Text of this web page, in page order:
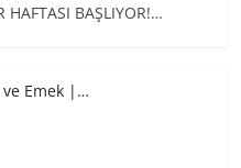
HAFTASI BAŞLIYOR!…
ve Emek |…